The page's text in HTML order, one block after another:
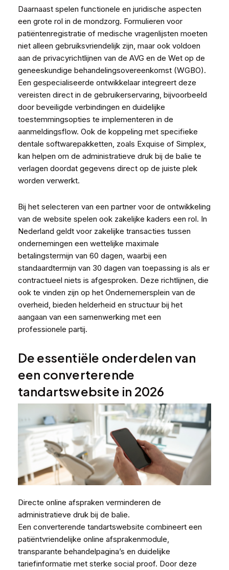
Daarnaast spelen functionele en juridische aspecten
een grote rol in de mondzorg. Formulieren voor
patiëntenregistratie of medische vragenlijsten moeten
niet alleen gebruiksvriendelijk zijn, maar ook voldoen
aan de privacyrichtlijnen van de AVG en de Wet op de
geneeskundige behandelingsovereenkomst (WGBO).
Een gespecialiseerde ontwikkelaar integreert deze
vereisten direct in de gebruikerservaring, bijvoorbeeld
door beveiligde verbindingen en duidelijke
toestemmingsopties te implementeren in de
aanmeldingsflow. Ook de koppeling met specifieke
dentale softwarepakketten, zoals Exquise of Simplex,
kan helpen om de administratieve druk bij de balie te
verlagen doordat gegevens direct op de juiste plek
worden verwerkt.
Bij het selecteren van een partner voor de ontwikkeling
van de website spelen ook zakelijke kaders een rol. In
Nederland geldt voor zakelijke transacties tussen
ondernemingen een wettelijke maximale
betalingstermijn van 60 dagen, waarbij een
standaardtermijn van 30 dagen van toepassing is als er
contractueel niets is afgesproken. Deze richtlijnen, die
ook te vinden zijn op het Ondernemersplein van de
overheid, bieden helderheid en structuur bij het
aangaan van een samenwerking met een
professionele partij.
De essentiële onderdelen van
een converterende
tandartswebsite in 2026
Directe online afspraken verminderen de
administratieve druk bij de balie.
Een converterende tandartswebsite combineert een
patiëntvriendelijke online afsprakenmodule,
transparante behandelpagina’s en duidelijke
tariefinformatie met sterke social proof. Door deze